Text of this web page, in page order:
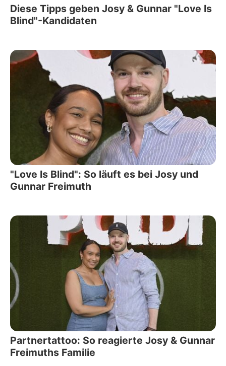
Diese Tipps geben Josy & Gunnar "Love Is
Blind"-Kandidaten
"Love Is Blind": So läuft es bei Josy und
Gunnar Freimuth
Partnertattoo: So reagierte Josy & Gunnar
Freimuths Familie